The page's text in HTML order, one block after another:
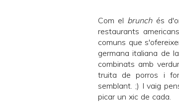
Com el brunchés
restaurants
comuns que
germana italiana de
combinats amb
truita de porros i
semblant. ;) I vaig
picar un xic de cada.